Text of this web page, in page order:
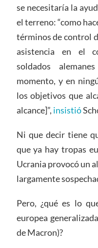
se necesitaría la
el terreno: “como
términos de control
asistencia en el
soldados
momento, y en
los objetivos que
alcance]”, insistió
Ni que decir tiene
que ya hay tropas
Ucrania provocó un
largamente
Pero, ¿qué es lo
europea
de Macron)?